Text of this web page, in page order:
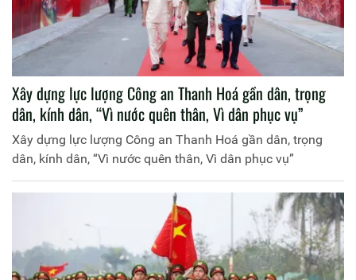
Xây dựng lực lượng Công an Thanh Hoá gần dân, trọng
dân, kính dân, “Vì nước quên thân, Vì dân phục vụ”
Xây dựng lực lượng Công an Thanh Hoá gần dân, trọng
dân, kính dân, “Vì nước quên thân, Vì dân phục vụ”